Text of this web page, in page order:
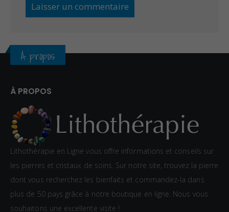
À propos
À PROPOS
Lithothérapie en Ligne vous offre informations et conseils sur
les pierres et cristaux de soins. Sur notre site, trouvez la pierre
dont vous recherchez les bienfaits et commandez-la dans
plus de 50 pays grâce à notre boutique en ligne. Nous vous
souhaitons une excellente visite !